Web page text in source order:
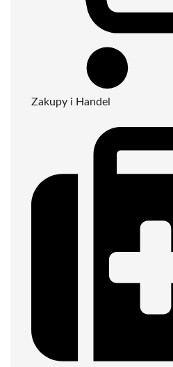
Zakupy i Handel